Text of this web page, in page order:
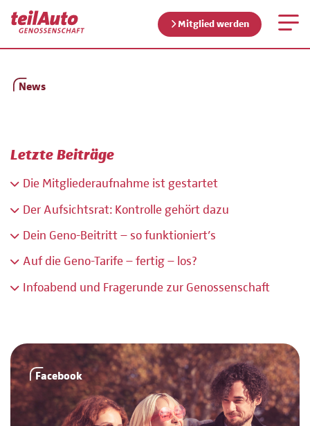
Mitglied werden
News
Letzte Beiträge
Die Mitgliederaufnahme ist gestartet
Der Aufsichtsrat: Kontrolle gehört dazu
Dein Geno-Beitritt – so funktioniert’s
Auf die Geno-Tarife – fertig – los?
Infoabend und Fragerunde zur Genossenschaft
Facebook